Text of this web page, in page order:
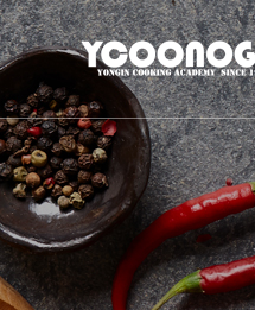
주메뉴 바로가기
컨텐츠 바로가기